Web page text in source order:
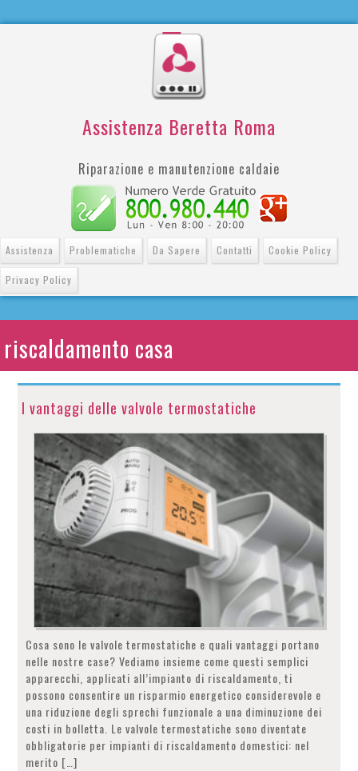
Assistenza Beretta Roma
Riparazione e manutenzione caldaie
Assistenza Problematiche Da Sapere Contatti Cookie Policy
Privacy Policy
riscaldamento casa
I vantaggi delle valvole termostatiche
Cosa sono le valvole termostatiche e quali vantaggi portano
nelle nostre case? Vediamo insieme come questi semplici
apparecchi, applicati all’impianto di riscaldamento, ti
possono consentire un risparmio energetico considerevole e
una riduzione degli sprechi funzionale a una diminuzione dei
costi in bolletta. Le valvole termostatiche sono diventate
obbligatorie per impianti di riscaldamento domestici: nel
merito […]